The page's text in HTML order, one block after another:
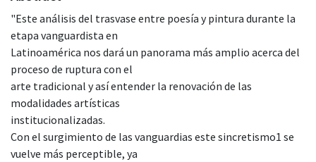
"Este análisis del trasvase entre poesía y pintura durante la
etapa vanguardista en
Latinoamérica nos dará un panorama más amplio acerca del
proceso de ruptura con el
arte tradicional y así entender la renovación de las
modalidades artísticas
institucionalizadas.
Con el surgimiento de las vanguardias este sincretismo1 se
vuelve más perceptible, ya